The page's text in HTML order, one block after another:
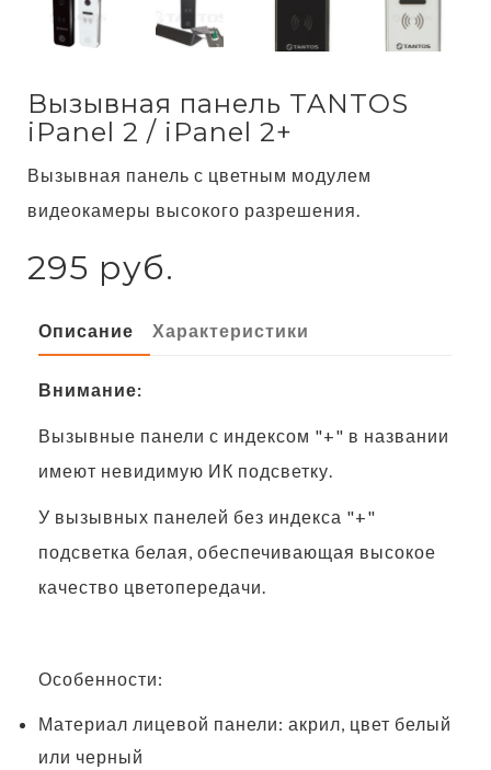
Вызывная панель TANTOS
iPanel 2 / iPanel 2+
Вызывная панель с цветным модулем
видеокамеры высокого разрешения.
295 руб.
Описание Характеристики
Внимание:
Вызывные панели с индексом "+" в названии
имеют невидимую ИК подсветку.
У вызывных панелей без индекса "+"
подсветка белая, обеспечивающая высокое
качество цветопередачи.
Особенности:
Материал лицевой панели: акрил, цвет белый
или черный